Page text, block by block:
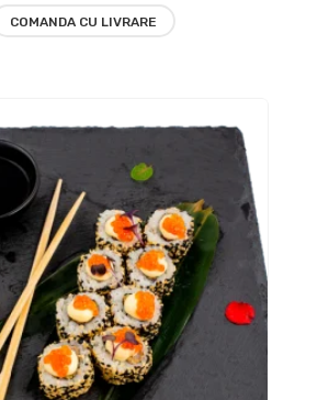
COMANDA CU LIVRARE